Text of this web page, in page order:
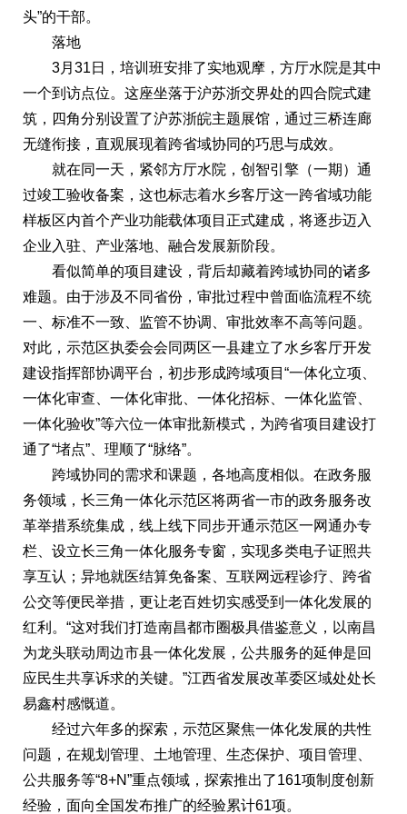
头”的干部。
落地
3月31日，培训班安排了实地观摩，方厅水院是其中
一个到访点位。这座坐落于沪苏浙交界处的四合院式建
筑，四角分别设置了沪苏浙皖主题展馆，通过三桥连廊
无缝衔接，直观展现着跨省域协同的巧思与成效。
就在同一天，紧邻方厅水院，创智引擎（一期）通
过竣工验收备案，这也标志着水乡客厅这一跨省域功能
样板区内首个产业功能载体项目正式建成，将逐步迈入
企业入驻、产业落地、融合发展新阶段。
看似简单的项目建设，背后却藏着跨域协同的诸多
难题。由于涉及不同省份，审批过程中曾面临流程不统
一、标准不一致、监管不协调、审批效率不高等问题。
对此，示范区执委会会同两区一县建立了水乡客厅开发
建设指挥部协调平台，初步形成跨域项目“一体化立项、
一体化审查、一体化审批、一体化招标、一体化监管、
一体化验收”等六位一体审批新模式，为跨省项目建设打
通了“堵点”、理顺了“脉络”。
跨域协同的需求和课题，各地高度相似。在政务服
务领域，长三角一体化示范区将两省一市的政务服务改
革举措系统集成，线上线下同步开通示范区一网通办专
栏、设立长三角一体化服务专窗，实现多类电子证照共
享互认；异地就医结算免备案、互联网远程诊疗、跨省
公交等便民举措，更让老百姓切实感受到一体化发展的
红利。“这对我们打造南昌都市圈极具借鉴意义，以南昌
为龙头联动周边市县一体化发展，公共服务的延伸是回
应民生共享诉求的关键。”江西省发展改革委区域处处长
易鑫村感慨道。
经过六年多的探索，示范区聚焦一体化发展的共性
问题，在规划管理、土地管理、生态保护、项目管理、
公共服务等“8+N”重点领域，探索推出了161项制度创新
经验，面向全国发布推广的经验累计61项。